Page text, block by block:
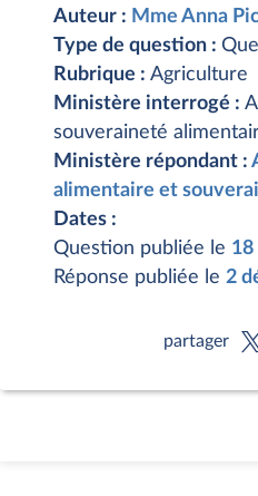
Auteur : Mme Anna
Type de question :
Rubrique : Agriculture
Ministère interrogé :
souveraineté
Ministère répondant :
alimentaire et
Dates :
Question publiée le
Réponse publiée le 2
partager